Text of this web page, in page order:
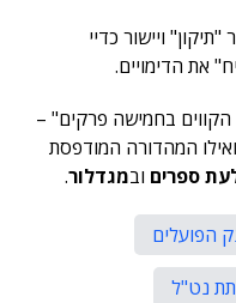
ויישור כדיי
את הדימויים.
בחמישה פרקים" –
ואילו המהדורה המודפסת
ספרים ובמגדלור.
הפועלים
נט"ל